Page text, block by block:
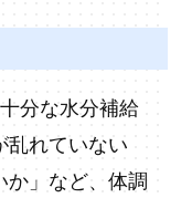
分な水分補給
乱れていない
か」など、体調